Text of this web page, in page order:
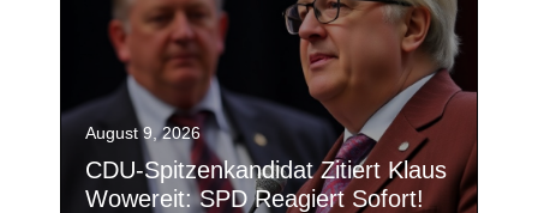
August 9, 2026
CDU-Spitzenkandidat Zitiert Klaus
Wowereit: SPD Reagiert Sofort!